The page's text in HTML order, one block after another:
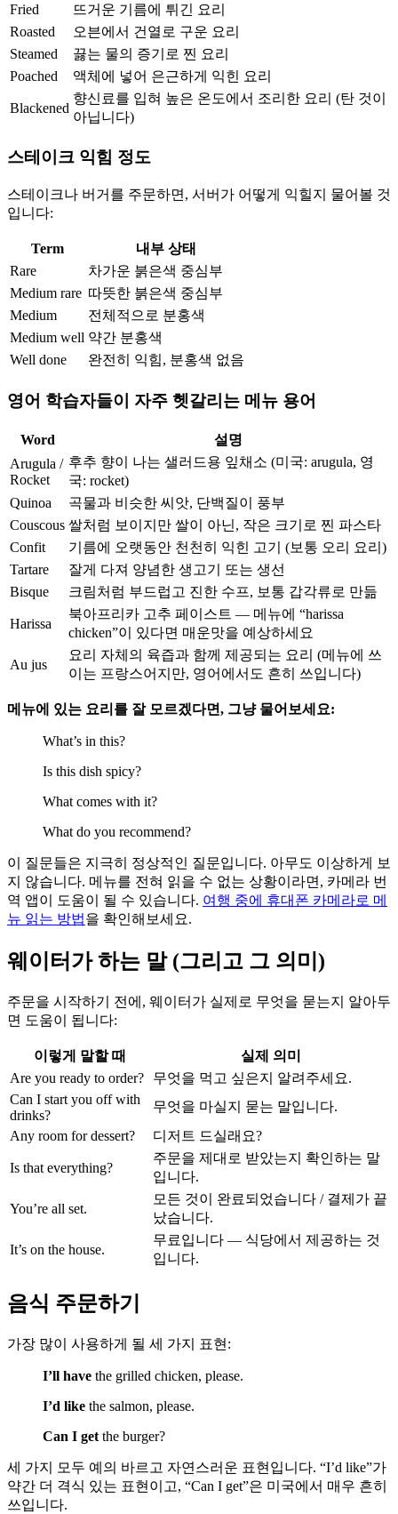
Fried
뜨거운 기름에 튀긴 요리
Roasted
오븐에서 건열로 구운 요리
Steamed
끓는 물의 증기로 찐 요리
Poached
액체에 넣어 은근하게 익힌 요리
Blackened
향신료를 입혀 높은 온도에서 조리한 요리 (탄 것이
아닙니다)
스테이크 익힘 정도
스테이크나 버거를 주문하면, 서버가 어떻게 익힐지 물어볼 것
입니다:
Term
내부 상태
Rare
차가운 붉은색 중심부
Medium rare 따뜻한 붉은색 중심부
Medium
전체적으로 분홍색
Medium well 약간 분홍색
Well done
완전히 익힘, 분홍색 없음
영어 학습자들이 자주 헷갈리는 메뉴 용어
Word
설명
Arugula /
Rocket
후추 향이 나는 샐러드용 잎채소 (미국: arugula, 영
국: rocket)
Quinoa
곡물과 비슷한 씨앗, 단백질이 풍부
Couscous 쌀처럼 보이지만 쌀이 아닌, 작은 크기로 찐 파스타
Confit
기름에 오랫동안 천천히 익힌 고기 (보통 오리 요리)
Tartare
잘게 다져 양념한 생고기 또는 생선
Bisque
크림처럼 부드럽고 진한 수프, 보통 갑각류로 만듦
Harissa
북아프리카 고추 페이스트 — 메뉴에 “harissa
chicken”이 있다면 매운맛을 예상하세요
Au jus
요리 자체의 육즙과 함께 제공되는 요리 (메뉴에 쓰
이는 프랑스어지만, 영어에서도 흔히 쓰입니다)
메뉴에 있는 요리를 잘 모르겠다면, 그냥 물어보세요:
What’s in this?
Is this dish spicy?
What comes with it?
What do you recommend?
이 질문들은 지극히 정상적인 질문입니다. 아무도 이상하게 보
지 않습니다. 메뉴를 전혀 읽을 수 없는 상황이라면, 카메라 번
역 앱이 도움이 될 수 있습니다. 여행 중에 휴대폰 카메라로 메
뉴 읽는 방법을 확인해보세요.
웨이터가 하는 말 (그리고 그 의미)
주문을 시작하기 전에, 웨이터가 실제로 무엇을 묻는지 알아두
면 도움이 됩니다:
이렇게 말할 때
실제 의미
Are you ready to order?
무엇을 먹고 싶은지 알려주세요.
Can I start you off with
drinks?
무엇을 마실지 묻는 말입니다.
Any room for dessert?
디저트 드실래요?
Is that everything?
주문을 제대로 받았는지 확인하는 말
입니다.
You’re all set.
모든 것이 완료되었습니다 / 결제가 끝
났습니다.
It’s on the house.
무료입니다 — 식당에서 제공하는 것
입니다.
음식 주문하기
가장 많이 사용하게 될 세 가지 표현:
I’ll have the grilled chicken, please.
I’d like the salmon, please.
Can I get the burger?
세 가지 모두 예의 바르고 자연스러운 표현입니다. “I’d like”가
약간 더 격식 있는 표현이고, “Can I get”은 미국에서 매우 흔히
쓰입니다.